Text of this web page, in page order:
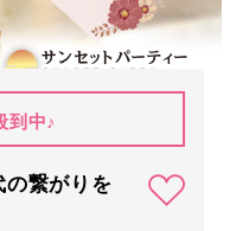
到中♪
の繋がりを